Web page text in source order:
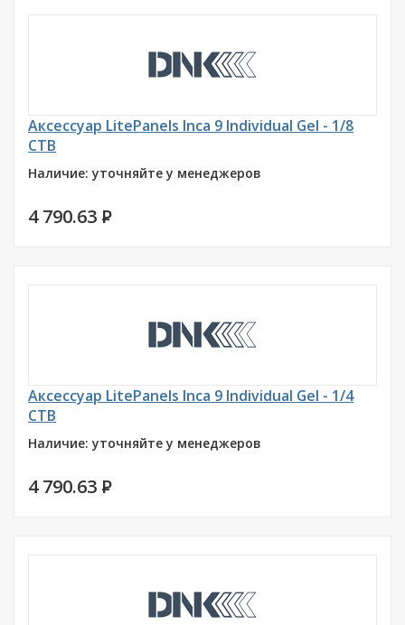
Аксессуар LitePanels Inca 9 Individual Gel - 1/8
CTB
Наличие: уточняйте у менеджеров
4 790.63 P
Аксессуар LitePanels Inca 9 Individual Gel - 1/4
CTB
Наличие: уточняйте у менеджеров
4 790.63 P